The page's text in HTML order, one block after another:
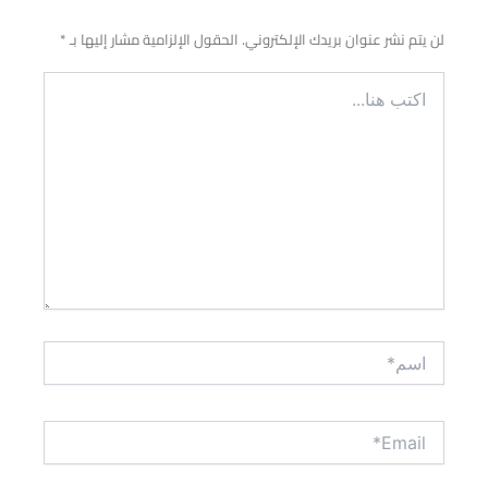
لن يتم نشر عنوان بريدك الإلكتروني. الحقول الإلزامية مشار إليها بـ*
اكتب
هنا...
اسم*
Email*